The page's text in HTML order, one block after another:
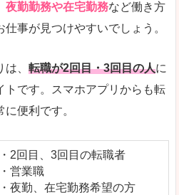
ないので、逆に探しやすいといった一
ページを見てみる
夜勤勤務や在宅勤務など働き方
事が見つけやすいでしょう。
、 転職が2回目・3回目の人に
トです。スマホアプリからも転
便利です。
・2回目、3回目の転職者
・営業職
・夜勤、在宅勤務希望の方